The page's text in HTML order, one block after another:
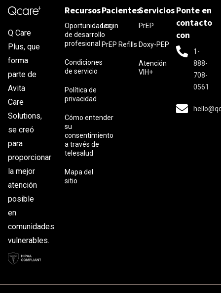
Q Care
Plus, que
forma
parte de
Avita
Care
Solutions,
se creó
para
proporcionar
la mejor
atención
posible
en
comunidades
vulnerables.
Recursos
Oportunidades
de desarrollo
profesional
Condiciones
de servicio
Política de
privacidad
Cómo entender
su
consentimiento
a través de
telesalud
Mapa del
sitio
Pacientes
Login
PrEP Refills
Servicios
PrEP
Doxy-PEP
Atención
VIH+
Ponte en
contacto
con
1-
888-
708-
0561